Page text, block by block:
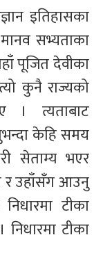
इतिहासका
सभ्यताका
पूजित देवीका
कुनै राज्यको
। त्यताबाट
केहि समय
सेताम्य भएर
र उहाँसँग आउनु
टीका
टीका